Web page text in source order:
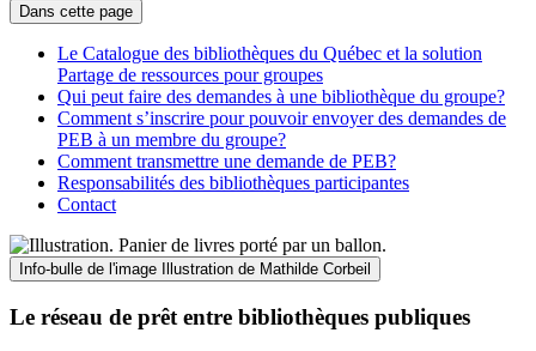
Dans cette page
Le Catalogue des bibliothèques du Québec et la solution
Partage de ressources pour groupes
Qui peut faire des demandes à une bibliothèque du groupe?
Comment s’inscrire pour pouvoir envoyer des demandes de
PEB à un membre du groupe?
Comment transmettre une demande de PEB?
Responsabilités des bibliothèques participantes
Contact
Info-bulle de l'image Illustration de Mathilde Corbeil
Le réseau de prêt entre bibliothèques publiques